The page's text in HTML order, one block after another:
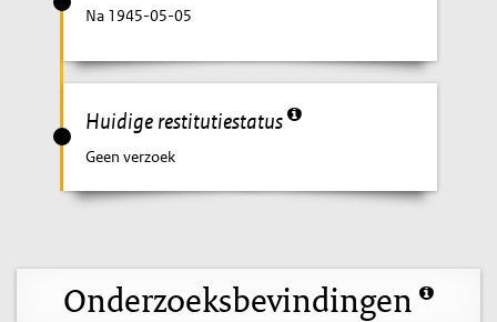
Na 1945-05-05
Huidige restitutiestatus
Geen verzoek
Onderzoeksbevindingen